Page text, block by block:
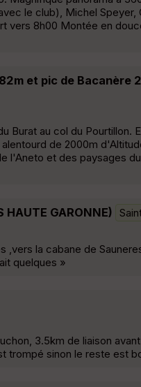
le club), Michel
vers 8h00 Montée en
et pic de Bacanère
Burat au col du Pourtillon.
de 2000m
l'Aneto et des paysages
HAUTE GARONNE)
,vers la cabane de
quelques »
3.5km de liaison
trompé sinon le reste est